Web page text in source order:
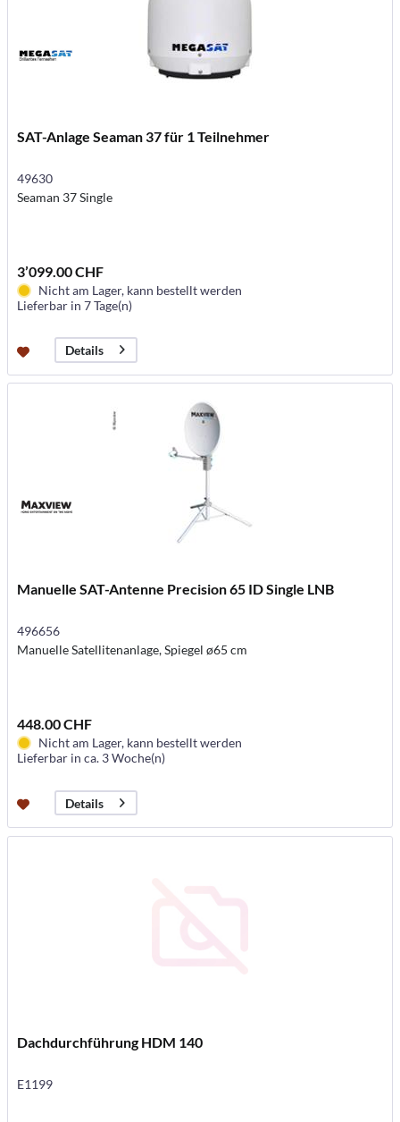
SAT-Anlage Seaman 37 für 1 Teilnehmer
49630
Seaman 37 Single
3’099.00 CHF
Nicht am Lager, kann bestellt werden
Lieferbar in 7 Tage(n)
Details
Manuelle SAT-Antenne Precision 65 ID Single LNB
496656
Manuelle Satellitenanlage, Spiegel ø65 cm
448.00 CHF
Nicht am Lager, kann bestellt werden
Lieferbar in ca. 3 Woche(n)
Details
Dachdurchführung HDM 140
E1199